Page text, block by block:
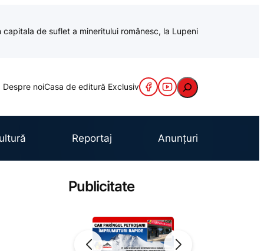
de suflet a mineritului românesc, la Lupeni
Despre noiCasa de editură Exclusiv Caută
Reportaj Anunțuri
Publicitate